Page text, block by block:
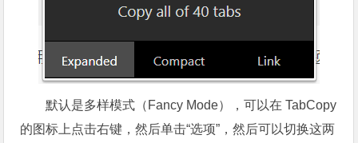
默认是多样模式（Fancy Mode），可以在 TabCopy
的图标上点击右键，然后单击“选项”，然后可以切换这两